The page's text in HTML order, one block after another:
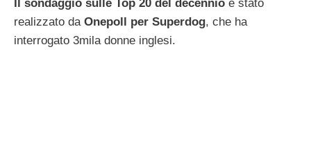
Il sondaggio sulle Top 20 del decennio è stato
realizzato da Onepoll per Superdog, che ha
interrogato 3mila donne inglesi.